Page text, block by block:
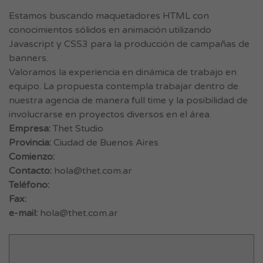
Estamos buscando maquetadores HTML con
conocimientos sólidos en animación utilizando
Javascript y CSS3 para la producción de campañas de
banners.
Valoramos la experiencia en dinámica de trabajo en
equipo. La propuesta contempla trabajar dentro de
nuestra agencia de manera full time y la posibilidad de
involucrarse en proyectos diversos en el área.
Empresa: Thet Studio
Provincia: Ciudad de Buenos Aires
Comienzo:
Contacto: hola@thet.com.ar
Teléfono:
Fax:
e-mail: hola@thet.com.ar